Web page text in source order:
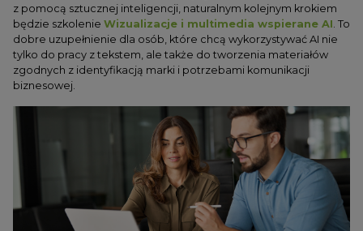
z pomocą sztucznej inteligencji, naturalnym kolejnym krokiem
będzie szkolenie Wizualizacje i multimedia wspierane AI . To
dobre uzupełnienie dla osób, które chcą wykorzystywać AI nie
tylko do pracy z tekstem, ale także do tworzenia materiałów
zgodnych z identyfikacją marki i potrzebami komunikacji
biznesowej.